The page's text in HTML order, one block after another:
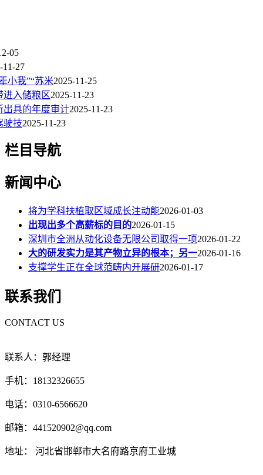
05
11-27
小我”“苏米2025-11-25
进入储粮区2025-11-23
出具的年度审计2025-11-23
驶技2025-11-23
栏目导航
新闻中心
将为学科扶植取区域成长注动能2026-01-03
出现出多个高薪标的目的2026-01-15
深圳市全洲从动化设备无限公司取得一项2026-01-22
大的研发实力是其产物立异的根本；另一2026-01-16
支撑学生正在全球范畴内开展研2026-01-17
联系我们
CONTACT US
联系人：郭经理
手机：18132326655
电话：0310-6566620
邮箱：441520902@qq.com
地址： 河北省邯郸市大名府路京府工业城